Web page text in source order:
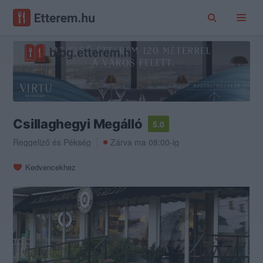
Csillaghegyi Megálló
5.0
Reggeliző és Pékség Zárva ma 08:00-ig
Kedvencekhez